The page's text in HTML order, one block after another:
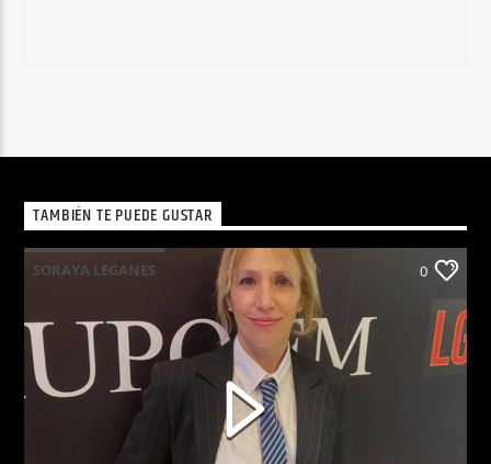
TAMBIÉN TE PUEDE GUSTAR
SORAYA LEGANES 0